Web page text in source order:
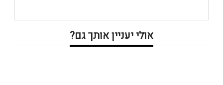
אולי יעניין אותך גם?